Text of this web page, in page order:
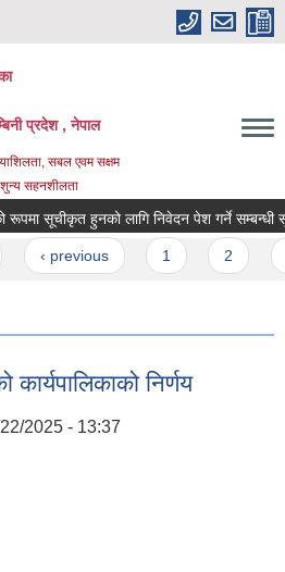
प्रदेश , नेपाल
सबल एवम सक्षम
शुन्य सहनशीलता
सूचीकृत हुनको लागि निवेदन पेश गर्ने सम्बन्धी
‹ previous
निर्णय
2025 - 13:37